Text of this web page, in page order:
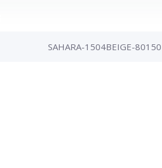
SAHARA-1504BEIGE-80150